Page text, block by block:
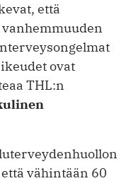
että
ovat
THL:n
vähintään 60